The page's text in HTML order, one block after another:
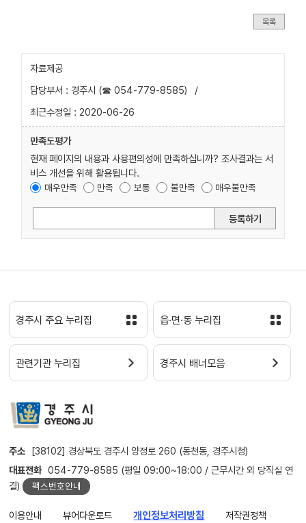
목록
자료제공
담당부서 : 경주시 (☎ 054-779-8585)
/
최근수정일 : 2020-06-26
만족도평가
현재 페이지의 내용과 사용편의성에 만족하십니까? 조사결과는 서
비스 개선을 위해 활용됩니다.
매우만족 만족 보통 불만족 매우불만족
등록하기
경주시 주요 누리집 읍·면·동 누리집
관련기관 누리집 경주시 배너모음
주소 [38102] 경상북도 경주시 양정로 260 (동천동, 경주시청)
대표전화 054-779-8585 (평일 09:00~18:00 / 근무시간 외 당직실 연
결)
팩스번호안내
이용안내 뷰어다운로드 개인정보처리방침 저작권정책